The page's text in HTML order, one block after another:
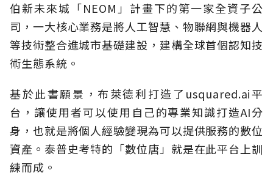
伯新未來城「NEOM」計畫下的第一家全資子公
司，一大核心業務是將人工智慧、物聯網與機器人
等技術整合進城市基礎建設，建構全球首個認知技
術生態系統。
基於此書願景，布萊德利打造了usquared.ai平
台，讓使用者可以使用自己的專業知識打造AI分
身，也就是將個人經驗變現為可以提供服務的數位
資產。泰普史考特的「數位唐」就是在此平台上訓
練而成。